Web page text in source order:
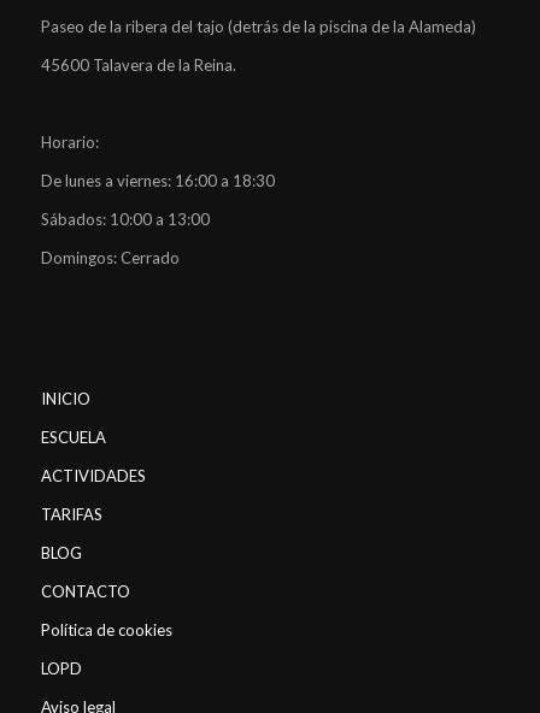
Paseo de la ribera del tajo (detrás de la piscina de la Alameda)
45600 Talavera de la Reina.
Horario:
De lunes a viernes: 16:00 a 18:30
Sábados: 10:00 a 13:00
Domingos: Cerrado
INICIO
ESCUELA
ACTIVIDADES
TARIFAS
BLOG
CONTACTO
Política de cookies
LOPD
Aviso legal